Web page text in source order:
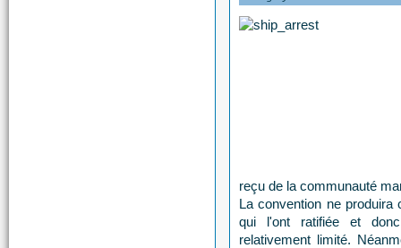
reçu de la communauté
La convention ne
qui l'ont ratifiée et
relativement limité.